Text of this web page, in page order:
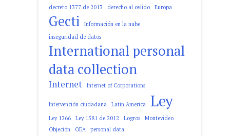
decreto 1377 de 2013
derecho al ovlido Europa
Gecti
Información en la nube
inseguridad de datos
International personal
data collection
Internet Internet of Corporations
Intervención ciudadana Latin America Ley
Ley 1266 Ley 1581 de 2012 Logros
Montevideo
Objeción
OEA
personal data